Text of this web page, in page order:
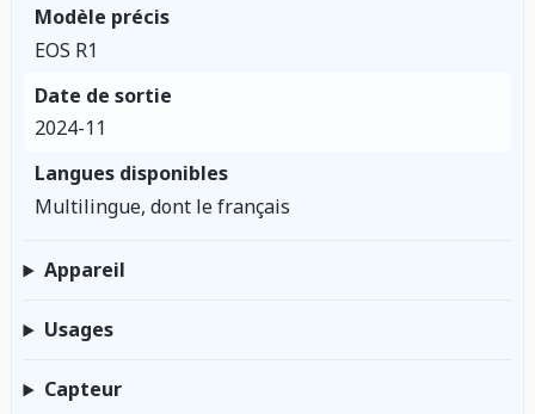
Modèle précis
EOS R1
Date de sortie
2024-11
Langues disponibles
Multilingue, dont le français
Appareil
Usages
Capteur